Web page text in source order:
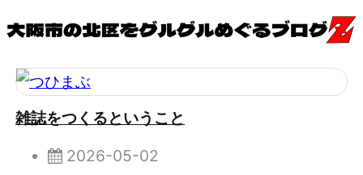
雑誌をつくるということ
2026-05-02